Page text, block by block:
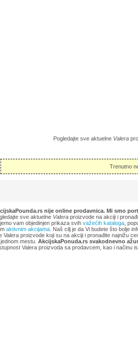
Pogledajte sve aktuelne Valera
Trenutno
nije online prodavnica. Mi smo
sve aktuelne Valera proizvode na akciji i
vam objedinjen prikaza svih važećih kataloga ,
aktivnim akcijama . Naš cilj je da Vi budete što bolje
Valera proizvode koji su na akciji i pronađite najnižu
mestu. AkcijskaPonuda.rs svakodnevno
Valera proizvoda sa prodavcem, kao i načinu